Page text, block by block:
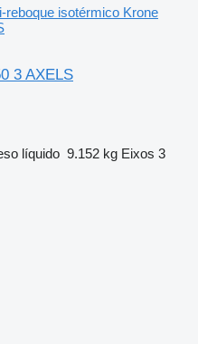
reboque isotérmico Krone
3 AXELS
líquido 9.152 kg Eixos 3